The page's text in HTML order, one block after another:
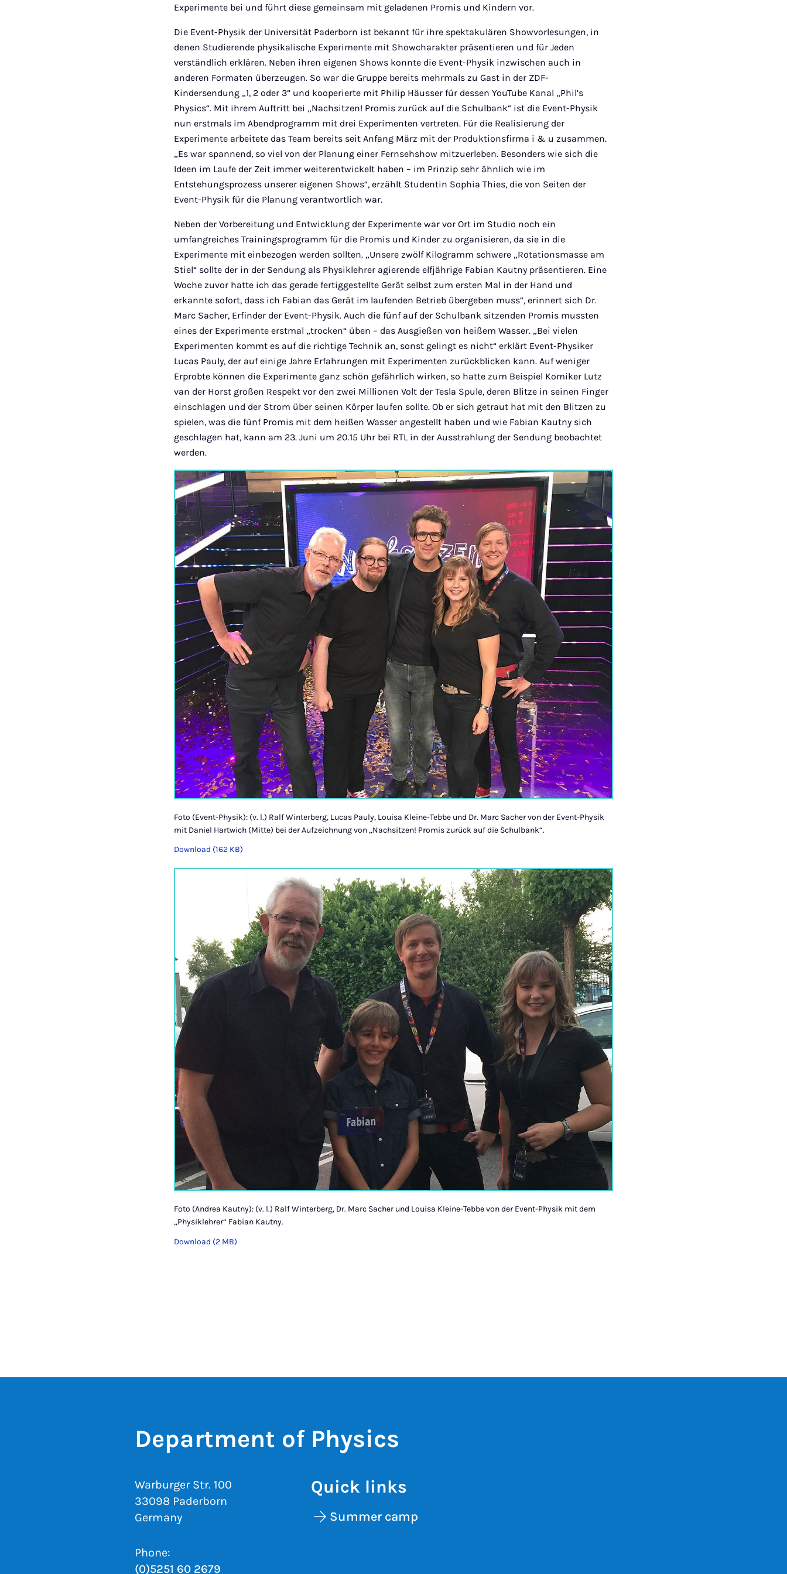
Experimente bei und führt diese gemeinsam mit geladenen Promis und Kindern vor.
Die Event-Physik der Universität Paderborn ist bekannt für ihre spektakulären Showvorlesungen, in
denen Studierende physikalische Experimente mit Showcharakter präsentieren und für Jeden
verständlich erklären. Neben ihren eigenen Shows konnte die Event-Physik inzwischen auch in
anderen Formaten überzeugen. So war die Gruppe bereits mehrmals zu Gast in der ZDF-
Kindersendung „1, 2 oder 3“ und kooperierte mit Philip Häusser für dessen YouTube Kanal „Phil’s
Physics“. Mit ihrem Auftritt bei „Nachsitzen! Promis zurück auf die Schulbank“ ist die Event-Physik
nun erstmals im Abendprogramm mit drei Experimenten vertreten. Für die Realisierung der
Experimente arbeitete das Team bereits seit Anfang März mit der Produktionsfirma i & u zusammen.
„Es war spannend, so viel von der Planung einer Fernsehshow mitzuerleben. Besonders wie sich die
Ideen im Laufe der Zeit immer weiterentwickelt haben – im Prinzip sehr ähnlich wie im
Entstehungsprozess unserer eigenen Shows“, erzählt Studentin Sophia Thies, die von Seiten der
Event-Physik für die Planung verantwortlich war.
Neben der Vorbereitung und Entwicklung der Experimente war vor Ort im Studio noch ein
umfangreiches Trainingsprogramm für die Promis und Kinder zu organisieren, da sie in die
Experimente mit einbezogen werden sollten. „Unsere zwölf Kilogramm schwere „Rotationsmasse am
Stiel“ sollte der in der Sendung als Physiklehrer agierende elfjährige Fabian Kautny präsentieren. Eine
Woche zuvor hatte ich das gerade fertiggestellte Gerät selbst zum ersten Mal in der Hand und
erkannte sofort, dass ich Fabian das Gerät im laufenden Betrieb übergeben muss“, erinnert sich Dr.
Marc Sacher, Erfinder der Event-Physik. Auch die fünf auf der Schulbank sitzenden Promis mussten
eines der Experimente erstmal „trocken“ üben – das Ausgießen von heißem Wasser. „Bei vielen
Experimenten kommt es auf die richtige Technik an, sonst gelingt es nicht“ erklärt Event-Physiker
Lucas Pauly, der auf einige Jahre Erfahrungen mit Experimenten zurückblicken kann. Auf weniger
Erprobte können die Experimente ganz schön gefährlich wirken, so hatte zum Beispiel Komiker Lutz
van der Horst großen Respekt vor den zwei Millionen Volt der Tesla Spule, deren Blitze in seinen Finger
einschlagen und der Strom über seinen Körper laufen sollte. Ob er sich getraut hat mit den Blitzen zu
spielen, was die fünf Promis mit dem heißen Wasser angestellt haben und wie Fabian Kautny sich
geschlagen hat, kann am 23. Juni um 20.15 Uhr bei RTL in der Ausstrahlung der Sendung beobachtet
werden.
Foto (Event-Physik): (v. l.) Ralf Winterberg, Lucas Pauly, Louisa Kleine-Tebbe und Dr. Marc Sacher von der Event-Physik
mit Daniel Hartwich (Mitte) bei der Aufzeichnung von „Nachsitzen! Promis zurück auf die Schulbank“.
Download (162 KB)
Foto (Andrea Kautny): (v. l.) Ralf Winterberg, Dr. Marc Sacher und Louisa Kleine-Tebbe von der Event-Physik mit dem
„Physiklehrer“ Fabian Kautny.
Download (2 MB)
Department of Physics
Warburger Str. 100
33098 Paderborn
Germany
Phone:
(0)5251 60 2679
Quick links
Summer camp